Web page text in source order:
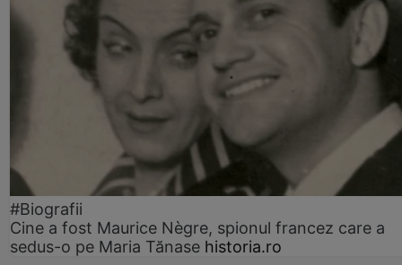
#Biografii
Cine a fost Maurice Nègre, spionul francez care a
sedus-o pe Maria Tănase historia.ro